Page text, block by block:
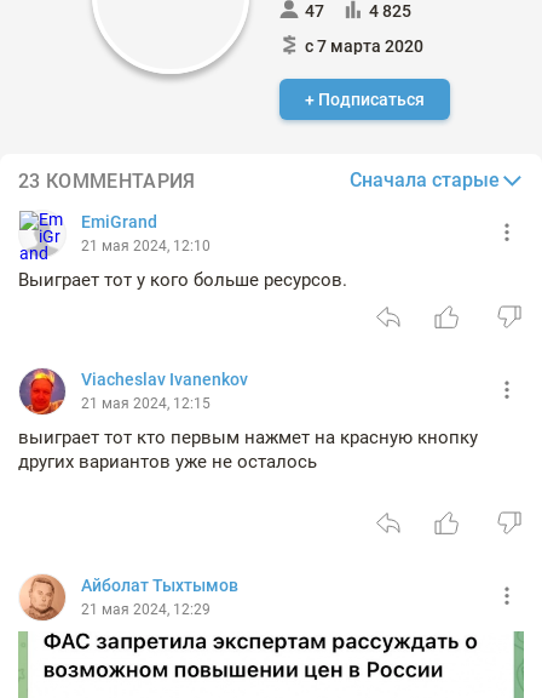
47
4 825
с 7 марта 2020
+ Подписаться
23 КОММЕНТАРИЯ Сначала старые
EmiGrand
21 мая 2024, 12:10
Выиграет тот у кого больше ресурсов.
Viacheslav Ivanenkov
21 мая 2024, 12:15
выиграет тот кто первым нажмет на красную кнопку
других вариантов уже не осталось
Айболат Тыхтымов
21 мая 2024, 12:29